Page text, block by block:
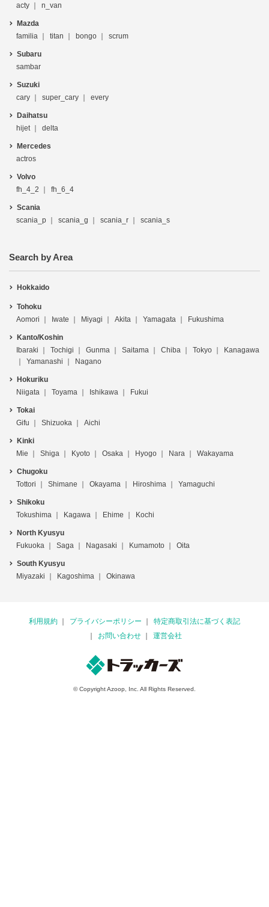
acty
n_van
Mazda
familia
titan bongo scrum
Subaru
sambar
Suzuki
cary
super_cary every
Daihatsu
hijet
delta
Mercedes
actros
Volvo
fh_4_2
fh_6_4
Scania
scania_p
scania_g scania_r scania_s
Search by Area
Hokkaido
Tohoku
Aomori
Iwate Miyagi Akita Yamagata Fukushima
Kanto/Koshin
Ibaraki
Tochigi Gunma Saitama Chiba Tokyo
Kanagawa
Yamanashi
Nagano
Hokuriku
Niigata
Toyama Ishikawa Fukui
Tokai
Gifu
Shizuoka Aichi
Kinki
Mie
Shiga Kyoto Osaka Hyogo Nara Wakayama
Chugoku
Tottori
Shimane Okayama Hiroshima Yamaguchi
Shikoku
Tokushima
Kagawa Ehime Kochi
North Kyusyu
Fukuoka
Saga Nagasaki Kumamoto Oita
South Kyusyu
Miyazaki
Kagoshima Okinawa
利用規約 プライバシーポリシー
特定商取引法に基づく表記
お問い合わせ
運営会社
© Copyright Azoop, Inc. All Rights Reserved.